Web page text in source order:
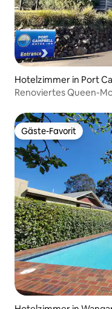
Hotelzimmer in Port
Renoviertes Queen-
Gäste-Favorit
Gäste-Favorit